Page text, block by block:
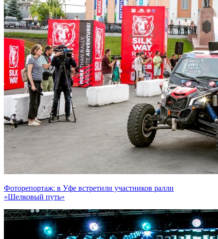
Фоторепортаж: в Уфе встретили участников ралли
«Шелковый путь»